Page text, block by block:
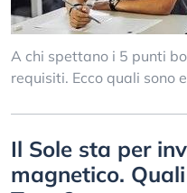
A chi spettano i 5 punti
requisiti. Ecco quali sono
Il Sole sta per
magnetico.